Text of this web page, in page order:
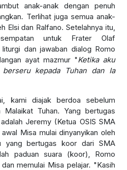
anak-anak dengan penuh
Terlihat juga semua anak-
Elsi dan Ralfano. Setelahnya itu,
untuk Frater Olaf
dan jawaban dialog Romo
ayat mazmur "Ketika aku
kepada Tuhan dan Ia
kami diajak berdoa sebelum
Tuhan. Yang bertugas
Jeremy (Ketua OSIS SMA
Misa mulai dinyanyikan oleh
yang bertugas koor dari SMA
paduan suara (koor), Romo
memulai Misa pelajar. "Kasih